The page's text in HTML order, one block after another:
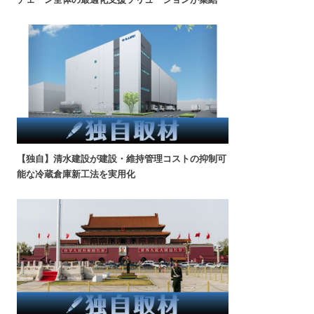
【独自】清水建設が建設・維持管理コストの抑制可
能な冷蔵倉庫新工法を実用化